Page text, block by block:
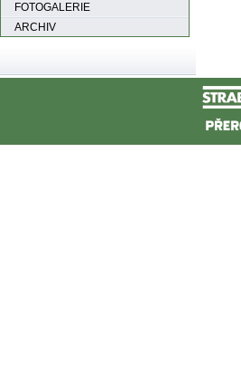
FOTOGALERIE
ARCHIV